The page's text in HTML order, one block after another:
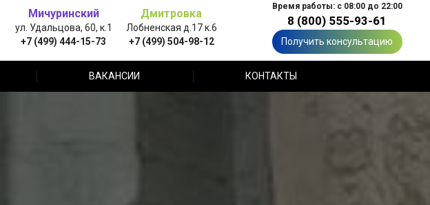
Мичуринский
ул. Удальцова, 60, к.1
+7 (499) 444-15-73
Дмитровка
Лобненская д.17 к.6
+7 (499) 504-98-12
Время работы: с 08:00 до 22:00
8 (800) 555-93-61
Получить консультацию
ВАКАНСИИ КОНТАКТЫ